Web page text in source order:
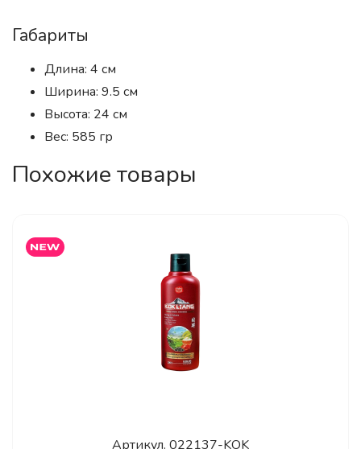
Габариты
Длина: 4 см
Ширина: 9.5 см
Высота: 24 см
Вес: 585 гр
Похожие товары
Артикул. 022137-KOK